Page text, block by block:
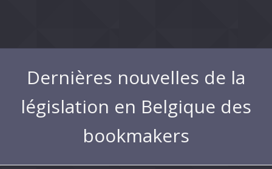
Dernières nouvelles de la
législation en Belgique des
bookmakers